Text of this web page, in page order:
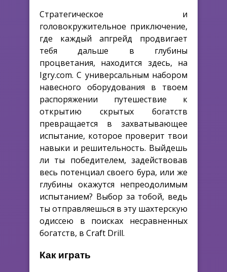
Стратегическое и
головокружительное приключение,
где каждый апгрейд продвигает
тебя дальше в глубины
процветания, находится здесь, на
Igry.com. С универсальным набором
навесного оборудования в твоем
распоряжении путешествие к
открытию скрытых богатств
превращается в захватывающее
испытание, которое проверит твои
навыки и решительность. Выйдешь
ли ты победителем, задействовав
весь потенциал своего бура, или же
глубины окажутся непреодолимым
испытанием? Выбор за тобой, ведь
ты отправляешься в эту шахтерскую
одиссею в поисках несравненных
богатств, в Craft Drill.
Как играть